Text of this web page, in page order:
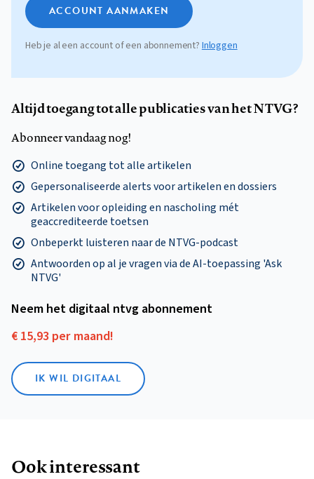
ACCOUNT AANMAKEN
Heb je al een account of een abonnement? Inloggen
Altijd toegang tot alle publicaties van het NTVG?
Abonneer vandaag nog!
Online toegang tot alle artikelen
Gepersonaliseerde alerts voor artikelen en dossiers
Artikelen voor opleiding en nascholing mét
geaccrediteerde toetsen
Onbeperkt luisteren naar de NTVG-podcast
Antwoorden op al je vragen via de AI-toepassing 'Ask
NTVG'
Neem het digitaal ntvg abonnement
€ 15,93 per maand!
IK WIL DIGITAAL
Ook interessant